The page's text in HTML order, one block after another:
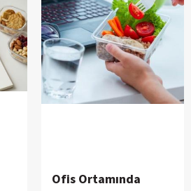
Ofis Ortamında